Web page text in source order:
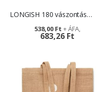
LONGISH 180 vászontáska - környezetbarát reklámtárgy
683,26 Ft
538,00 Ft